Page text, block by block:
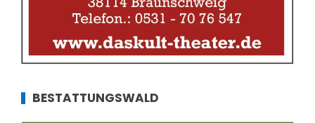
BESTATTUNGSWALD